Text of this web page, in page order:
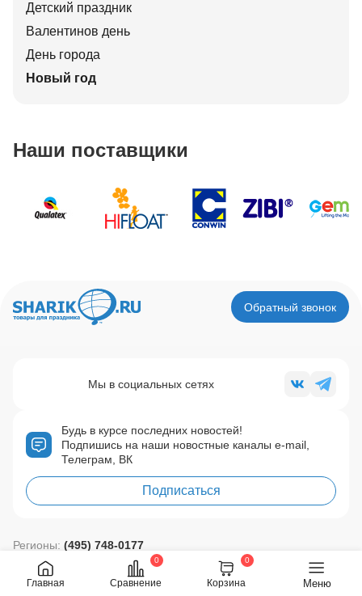
Главная Сравнение
0
Корзина
0
Меню
Детский праздник
Валентинов день
День города
Новый год
Наши поставщики
Обратный звонок
Будь в курсе последних новостей!
Подпишись на наши новостные каналы e-mail,
Телеграм, ВК
Подписаться
Мы в социальных сетях
Регионы: (495) 748-0177
Москва:
(495) 785-4685
Бесплатная линия:
8-800-200-00-14
Политика конфиденциальности